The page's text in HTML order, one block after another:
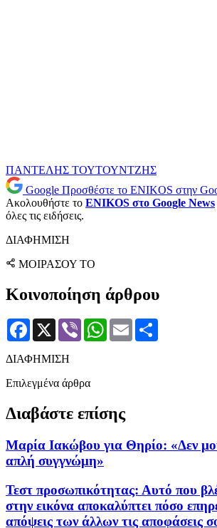
ΠΑΝΤΕΛΗΣ ΤΟΥΤΟΥΝΤΖΗΣ
Google Προσθέστε το ENIKOS στην
Ακολουθήστε το ENIKOS στο Google News
όλες τις ειδήσεις.
ΔΙΑΦΗΜΙΣΗ
ΜΟΙΡΑΣΟΥ ΤΟ
Κοινοποίηση άρθρου
Facebook
X Viber WhatsApp
Email
ΔΙΑΦΗΜΙΣΗ
Επιλεγμένα άρθρα
Διαβάστε επίσης
Μαρία Ιακώβου για Θηρίο: «Δεν
απλή συγγνώμη»
Τεστ προσωπικότητας: Αυτό που
στην εικόνα αποκαλύπτει πόσο
απόψεις των άλλων τις αποφάσεις